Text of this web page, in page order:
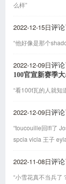
么样”
2022-12-15日评
“他好像是那个
2022-12-09日评
100官宣新赛季
“看100t瓦的人就知
2022-12-09日评
“toucouille回lfl了
spcia vicla 王子
2022-11-08日评
“小雪花真不当兵了